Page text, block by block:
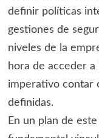
definir políticas
gestiones de
niveles de la
hora de acceder
imperativo contar
definidas.
En un plan de